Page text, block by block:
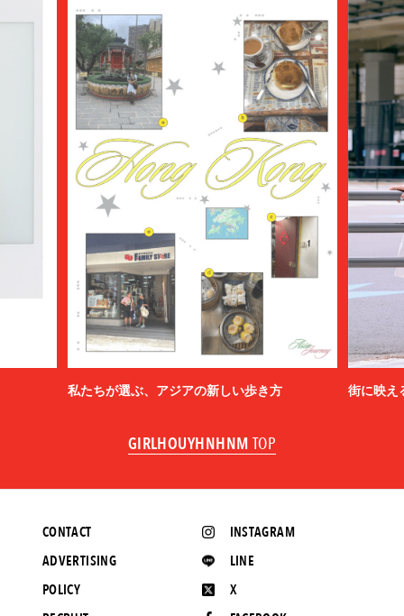
私たちが選ぶ、アジアの新しい歩き方 街に映え
GIRLHOUYHNHNM TOP
INSTAGRAM
LINE
X
CONTACT
ADVERTISING
POLICY